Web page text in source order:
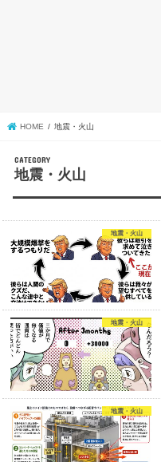
HOME 地震・火山
地震・火山
地震・火山
地震・火山
地震・火山